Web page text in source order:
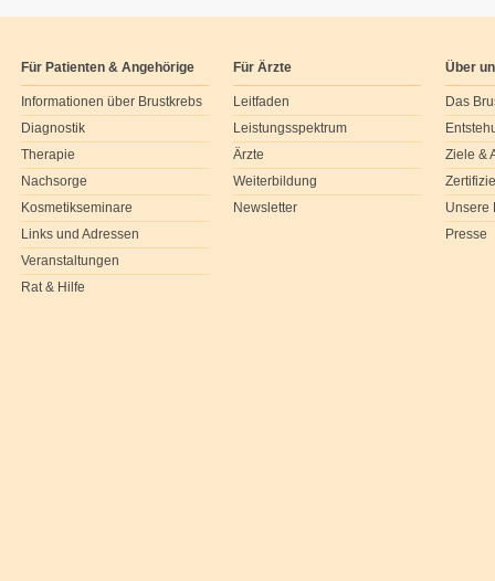
Für Patienten & Angehörige
Informationen über Brustkrebs
Diagnostik
Therapie
Nachsorge
Kosmetikseminare
Links und Adressen
Veranstaltungen
Rat & Hilfe
Für Ärzte
Leitfaden
Leistungsspektrum
Ärzte
Weiterbildung
Newsletter
Über
Das
Ziele &
Unsere
Presse